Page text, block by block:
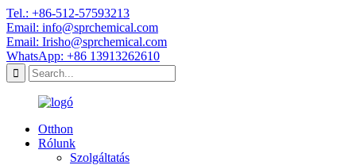
Tel.: +86-512-57593213
Email: info@sprchemical.com
Email: Irisho@sprchemical.com
WhatsApp: +86 13913262610
Otthon
Rólunk
Szolgáltatás